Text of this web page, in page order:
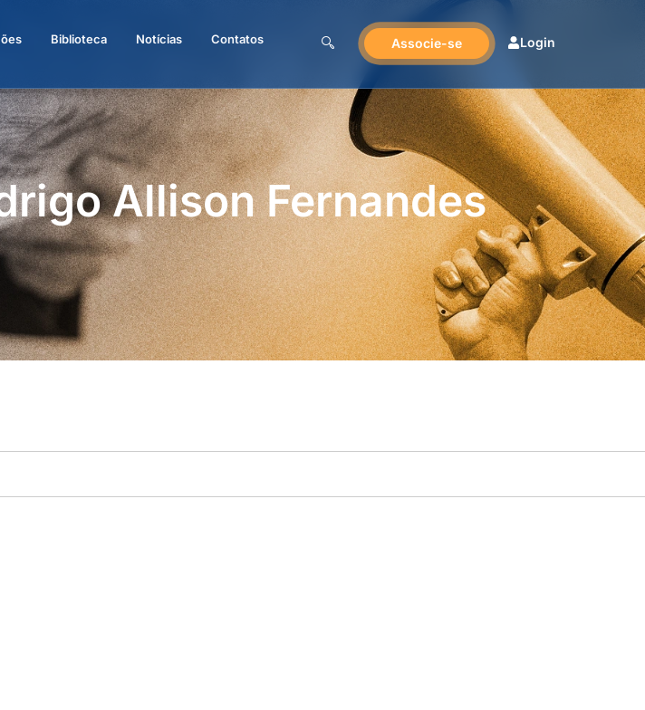
Biblioteca Notícias Contatos Associe-se Login
Allison Fernandes